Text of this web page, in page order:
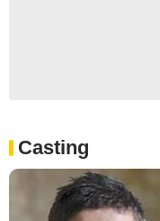
Casting